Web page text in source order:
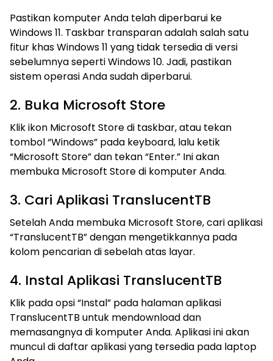
Pastikan komputer Anda telah diperbarui ke
Windows 11. Taskbar transparan adalah salah satu
fitur khas Windows 11 yang tidak tersedia di versi
sebelumnya seperti Windows 10. Jadi, pastikan
sistem operasi Anda sudah diperbarui.
2. Buka Microsoft Store
Klik ikon Microsoft Store di taskbar, atau tekan
tombol “Windows” pada keyboard, lalu ketik
“Microsoft Store” dan tekan “Enter.” Ini akan
membuka Microsoft Store di komputer Anda.
3. Cari Aplikasi TranslucentTB
Setelah Anda membuka Microsoft Store, cari aplikasi
“TranslucentTB” dengan mengetikkannya pada
kolom pencarian di sebelah atas layar.
4. Instal Aplikasi TranslucentTB
Klik pada opsi “Instal” pada halaman aplikasi
TranslucentTB untuk mendownload dan
memasangnya di komputer Anda. Aplikasi ini akan
muncul di daftar aplikasi yang tersedia pada laptop